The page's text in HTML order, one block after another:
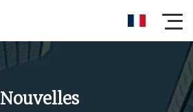
Nouvelles